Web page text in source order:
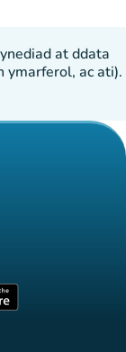
at ddata
ymarferol, ac ati).